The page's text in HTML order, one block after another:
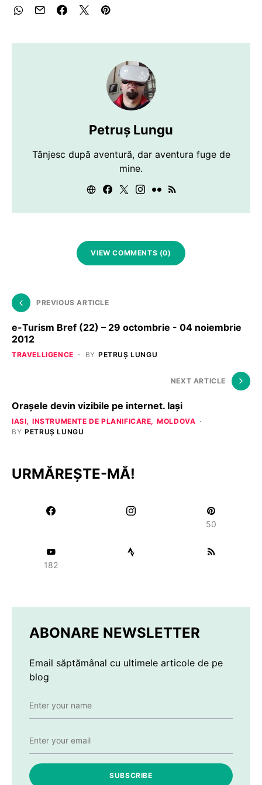
Petruș Lungu
Tânjesc după aventură, dar aventura fuge de
mine.
VIEW COMMENTS (0)
PREVIOUS ARTICLE
e-Turism Bref (22) – 29 octombrie - 04 noiembrie
2012
TRAVELLIGENCE BY PETRUȘ LUNGU
NEXT ARTICLE
Oraşele devin vizibile pe internet. Iaşi
IASI INSTRUMENTE DE PLANIFICARE
MOLDOVA
BY PETRUȘ LUNGU
URMĂREȘTE-MĂ!
50
182
ABONARE NEWSLETTER
Email săptămânal cu ultimele articole de pe
blog
SUBSCRIBE